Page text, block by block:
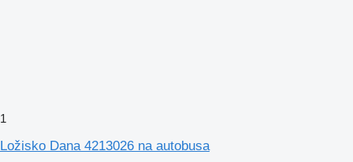
1
Ložisko Dana 4213026 na autobusa